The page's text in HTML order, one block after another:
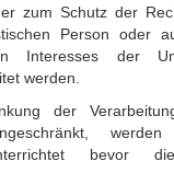
zum Schutz der
Person oder
Interesses der
werden.
der
bevor